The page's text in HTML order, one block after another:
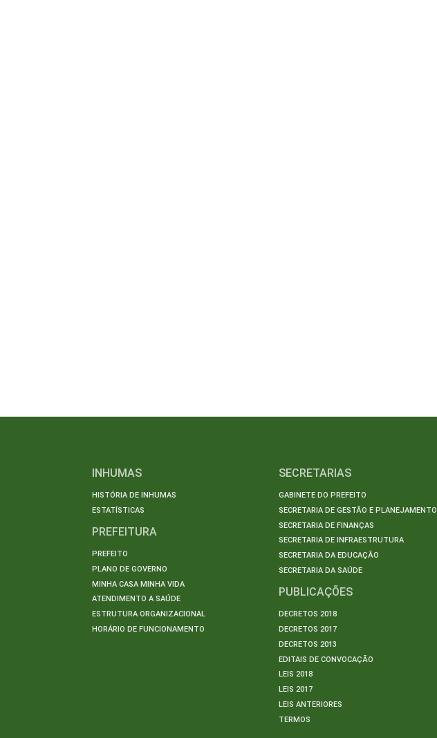
INHUMAS
HISTÓRIA DE INHUMAS
ESTATÍSTICAS
PREFEITURA
PREFEITO
PLANO DE GOVERNO
MINHA CASA MINHA VIDA
ATENDIMENTO A SAÚDE
ESTRUTURA ORGANIZACIONAL
HORÁRIO DE FUNCIONAMENTO
SECRETARIAS
GABINETE DO PREFEITO
SECRETARIA DE GESTÃO E PLANEJAMENTO
SECRETARIA DE FINANÇAS
SECRETARIA DE INFRAESTRUTURA
SECRETARIA DA EDUCAÇÃO
SECRETARIA DA SAÚDE
PUBLICAÇÕES
DECRETOS 2018
DECRETOS 2017
DECRETOS 2013
EDITAIS DE CONVOCAÇÃO
LEIS 2018
LEIS 2017
LEIS ANTERIORES
TERMOS